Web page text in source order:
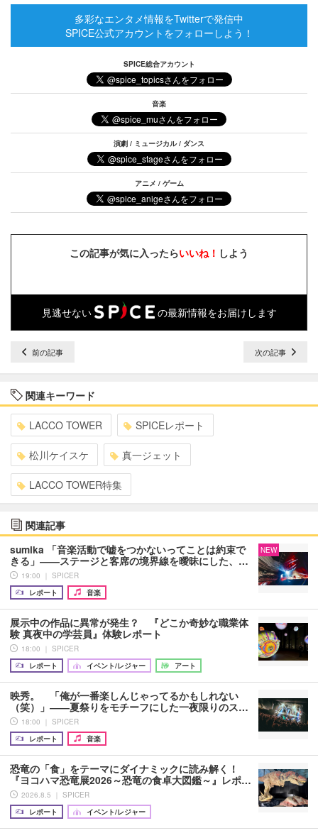
多彩なエンタメ情報をTwitterで発信中
SPICE公式アカウントをフォローしよう！
SPICE総合アカウント
音楽
演劇 / ミュージカル / ダンス
アニメ / ゲーム
この記事が気に入ったらいいね！ しよう
見逃せない の最新情報をお届けします
前の記事 次の記事
関連キーワード
LACCO TOWER SPICEレポート
松川ケイスケ 真一ジェット
LACCO TOWER特集
関連記事
sumika 「音楽活動で嘘をつかないってことは約束で
きる」――ステージと客席の境界線を曖昧にした、…
19:00 ｜ SPICER
レポート
音楽
NEW
展示中の作品に異常が発生？ 『どこか奇妙な職業体
験 真夜中の学芸員』体験レポート
18:00 ｜ SPICER
レポート
イベント/レジャー アート
映秀。 「俺が一番楽しんじゃってるかもしれない
（笑）」――夏祭りをモチーフにした一夜限りのス…
18:00 ｜ SPICER
レポート
音楽
恐竜の「食」をテーマにダイナミックに読み解く！
『ヨコハマ恐竜展2026～恐竜の食卓大図鑑～』レポ…
2026.8.5 ｜ SPICER
レポート
イベント/レジャー